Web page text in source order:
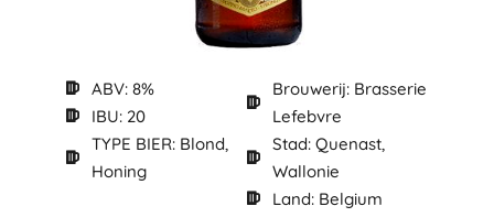
ABV: 8%
IBU: 20
TYPE BIER: Blond,
Honing
Brouwerij: Brasserie
Lefebvre
Stad: Quenast,
Wallonie
Land: Belgium